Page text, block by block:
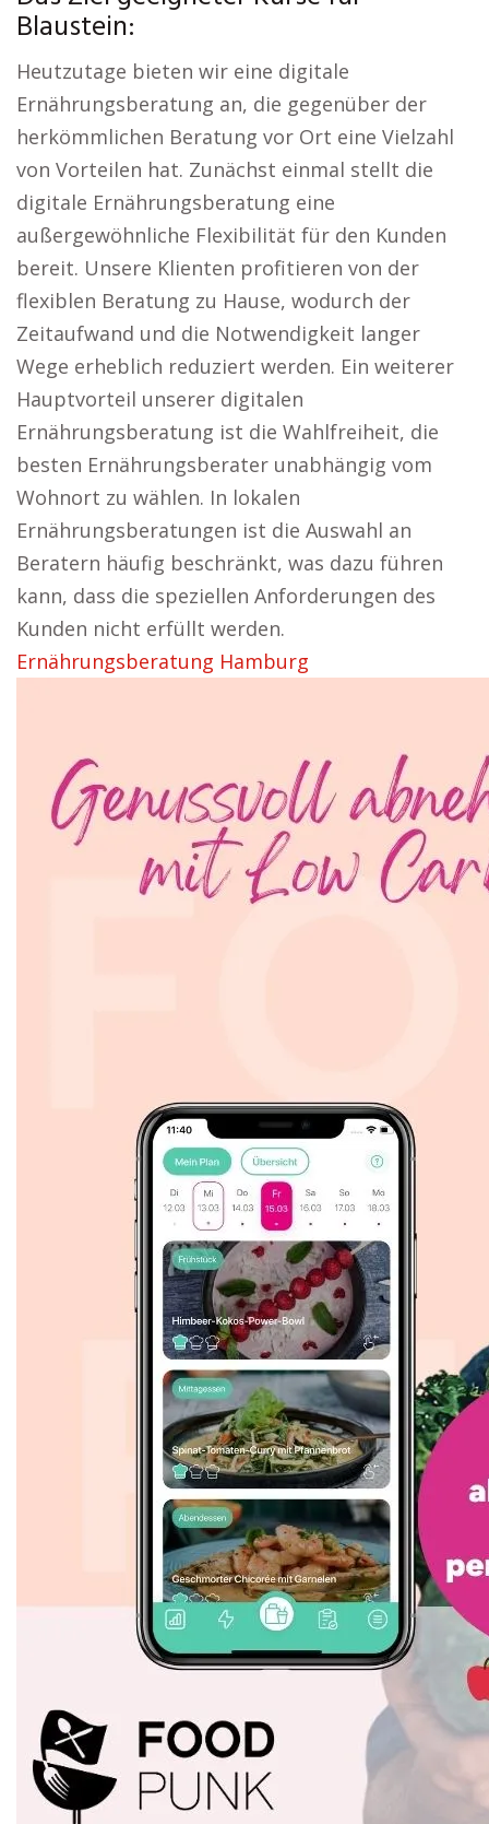
Blaustein:
Heutzutage bieten wir eine digitale
Ernährungsberatung an, die gegenüber der
herkömmlichen Beratung vor Ort eine Vielzahl
von Vorteilen hat. Zunächst einmal stellt die
digitale Ernährungsberatung eine
außergewöhnliche Flexibilität für den Kunden
bereit. Unsere Klienten profitieren von der
flexiblen Beratung zu Hause, wodurch der
Zeitaufwand und die Notwendigkeit langer
Wege erheblich reduziert werden. Ein weiterer
Hauptvorteil unserer digitalen
Ernährungsberatung ist die Wahlfreiheit, die
besten Ernährungsberater unabhängig vom
Wohnort zu wählen. In lokalen
Ernährungsberatungen ist die Auswahl an
Beratern häufig beschränkt, was dazu führen
kann, dass die speziellen Anforderungen des
Kunden nicht erfüllt werden.
Ernährungsberatung Hamburg